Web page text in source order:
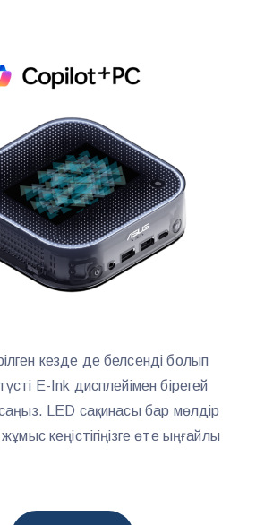
кезде де белсенді болып
E-Ink дисплейімен бірегей
LED сақинасы бар мөлдір
кеңістігіңізге өте ыңғайлы